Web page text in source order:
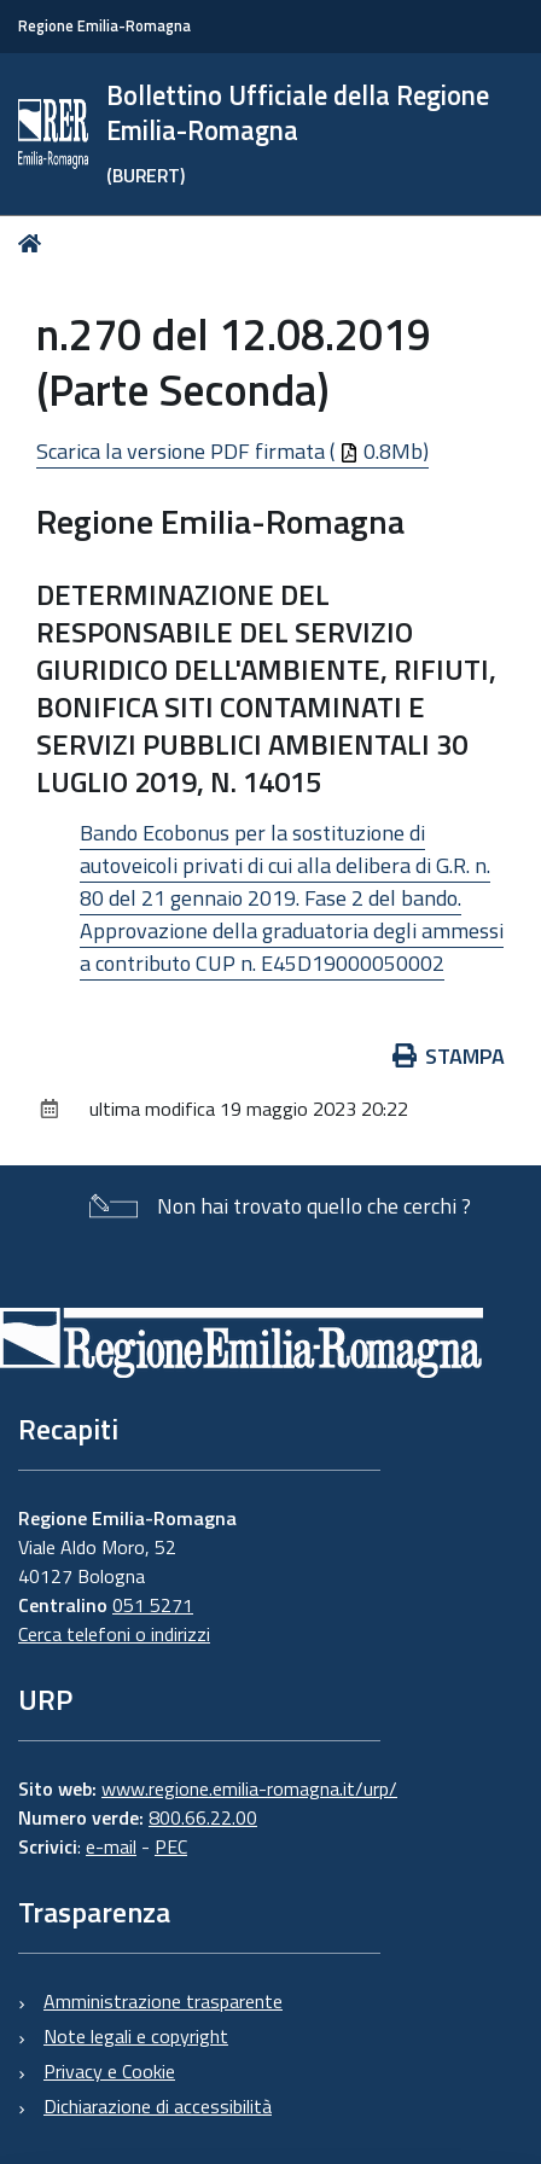
Regione Emilia-Romagna
Bollettino Ufficiale della Regione
Emilia-Romagna
(BURERT)
Tu
n.270 del 12.08.2019
(Parte Seconda)
Scarica la versione PDF firmata ( 0.8Mb)
Regione Emilia-Romagna
DETERMINAZIONE DEL
RESPONSABILE DEL SERVIZIO
GIURIDICO DELL'AMBIENTE, RIFIUTI,
BONIFICA SITI CONTAMINATI E
SERVIZI PUBBLICI AMBIENTALI 30
LUGLIO 2019, N. 14015
Bando Ecobonus per la sostituzione di
autoveicoli privati di cui alla delibera di G.R. n.
80 del 21 gennaio 2019. Fase 2 del bando.
Approvazione della graduatoria degli ammessi
a contributo CUP n. E45D19000050002
documento
STAMPA
ultima modifica 19 maggio 2023 20:22
Non hai trovato quello che cerchi ?
di
pagina
Recapiti
Regione Emilia-Romagna
Viale Aldo Moro, 52
40127 Bologna
Centralino 051 5271
Cerca telefoni o indirizzi
URP
Sito web: www.regione.emilia-romagna.it/urp/
Numero verde: 800.66.22.00
Scrivici: e-mail - PEC
Trasparenza
Amministrazione trasparente
Note legali e copyright
Privacy e Cookie
Dichiarazione di accessibilità